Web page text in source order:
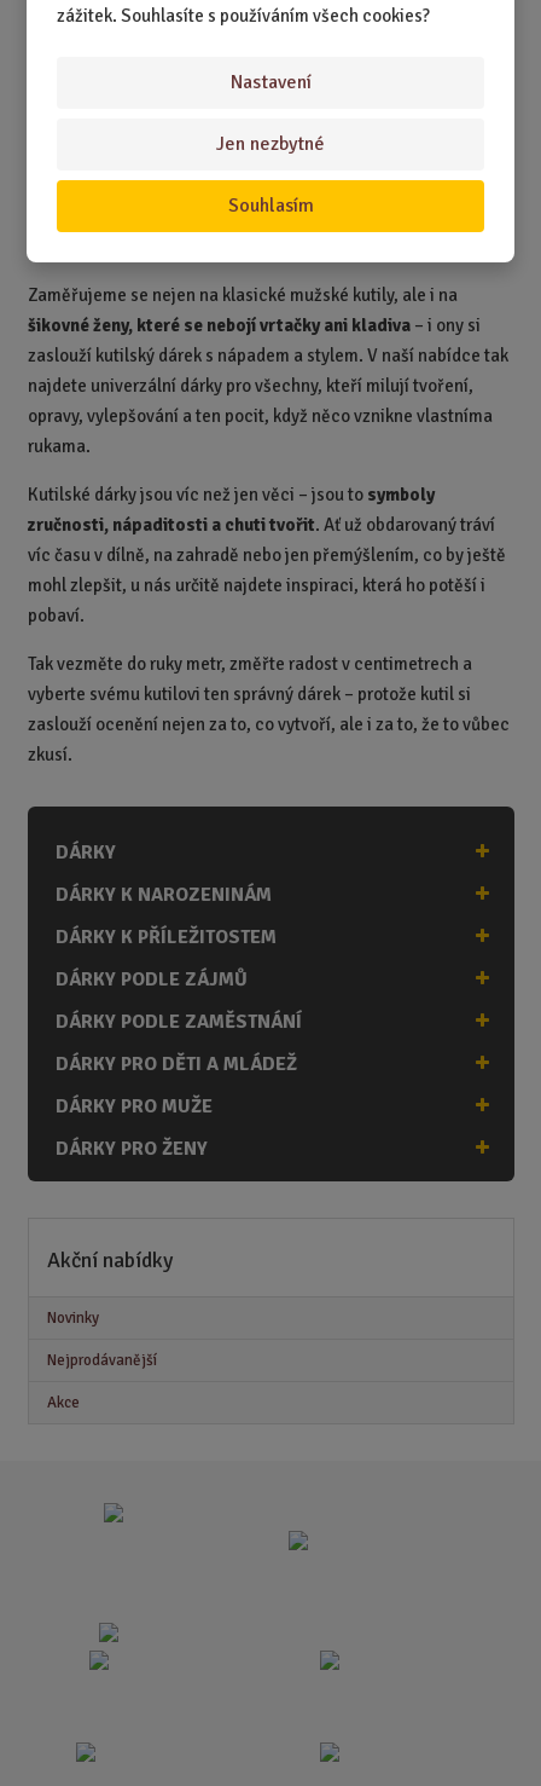
zážitek. Souhlasíte s používáním všech cookies?
Nastavení
Jen nezbytné
Souhlasím
opravdu osobitý dárek, může sáhnout po praktických
Dárky pro kutily jsou ideální pronarozeniny, svátky, Vánoce
kamarády, kteří mají doma svůj ponk, garáž nebo aspoň kufřík s
nářadím. Ať už jde o malý dárek pro zábavu, nebo něco
užitečnějšího, jisté je jedno – kutil ocení každý dárek, který mu
Zaměřujeme se nejen na klasické mužské kutily, ale i na
šikovné ženy, které se nebojí vrtačky ani kladiva– i ony si
zaslouží kutilský dárek s nápadem a stylem. V naší nabídce tak
najdete univerzální dárky pro všechny, kteří milují tvoření,
opravy, vylepšování a ten pocit, když něco vznikne vlastníma
rukama.
Kutilské dárky jsou víc než jen věci – jsou to symboly
zručnosti, nápaditosti a chuti tvořit. Ať už obdarovaný tráví
víc času v dílně, na zahradě nebo jen přemýšlením, co by ještě
mohl zlepšit, u nás určitě najdete inspiraci, která ho potěší i
pobaví.
Tak vezměte do ruky metr, změřte radost v centimetrech a
vyberte svému kutilovi ten správný dárek – protože kutil si
zaslouží ocenění nejen za to, co vytvoří, ale i za to, že to vůbec
zkusí.
DÁRKY
DÁRKY K NAROZENINÁM
DÁRKY K PŘÍLEŽITOSTEM
DÁRKY PODLE ZÁJMŮ
DÁRKY PODLE ZAMĚSTNÁNÍ
DÁRKY PRO DĚTI A MLÁDEŽ
DÁRKY PRO MUŽE
DÁRKY PRO ŽENY
Akční nabídky
Novinky
Nejprodávanější
Akce